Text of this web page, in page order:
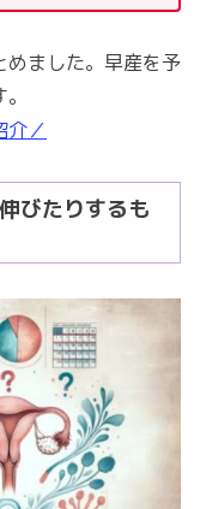
めました。早産を予
介／
びたりするも